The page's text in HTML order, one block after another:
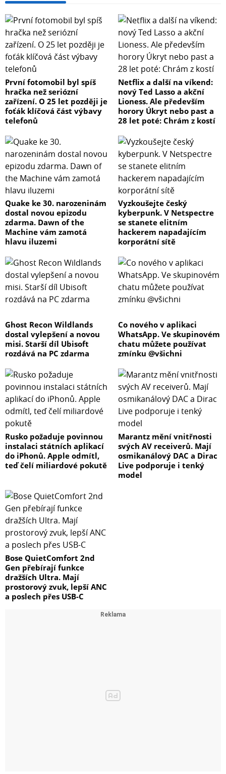
První fotomobil byl spíš
hračka než seriózní
zařízení. O 25 let později je
foťák klíčová část výbavy
telefonů
Netflix a další na víkend:
nový Ted Lasso a akční
Lioness. Ale především
horory Úkryt nebo past a
28 let poté: Chrám z kostí
Quake ke 30. narozeninám
dostal novou epizodu
zdarma. Dawn of the
Machine vám zamotá
hlavu iluzemi
Vyzkoušejte český
kyberpunk. V Netspectre
se stanete elitním
hackerem napadajícím
korporátní sítě
Ghost Recon Wildlands
dostal vylepšení a novou
misi. Starší díl Ubisoft
rozdává na PC zdarma
Co nového v aplikaci
WhatsApp. Ve skupinovém
chatu můžete používat
zmínku @všichni
Rusko požaduje povinnou
instalaci státních aplikací
do iPhonů. Apple odmítl,
teď čelí miliardové pokutě
Marantz mění vnitřnosti
svých AV receiverů. Mají
osmikanálový DAC a Dirac
Live podporuje i tenký
model
Bose QuietComfort 2nd
Gen přebírají funkce
dražších Ultra. Mají
prostorový zvuk, lepší ANC
a poslech přes USB-C